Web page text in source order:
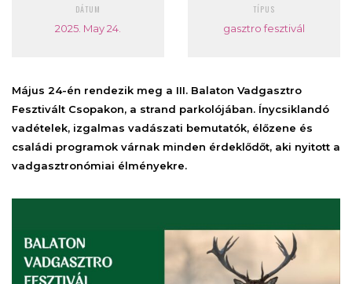
DÁTUM
2025. May 24.
TÍPUS
gasztro fesztivál
Május 24-én rendezik meg a III. Balaton Vadgasztro
Fesztivált Csopakon, a strand parkolójában. Ínycsiklandó
vadételek, izgalmas vadászati bemutatók, élőzene és
családi programok várnak minden érdeklődőt, aki nyitott a
vadgasztronómiai élményekre.